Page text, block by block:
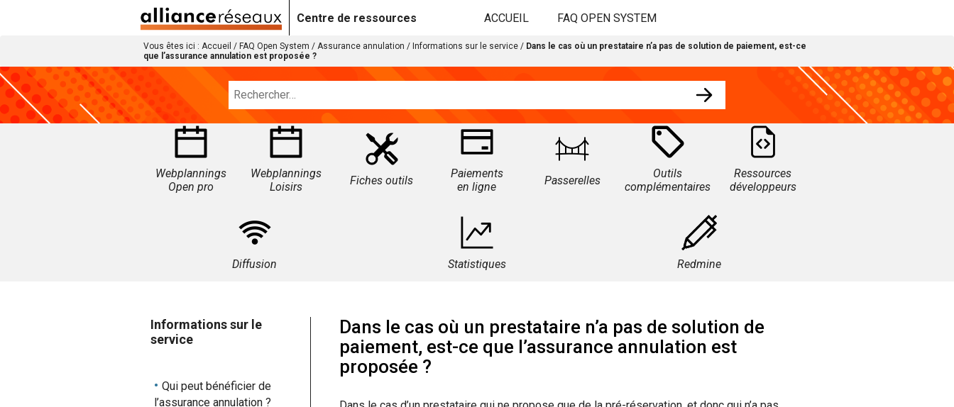
Centre de ressources ACCUEIL FAQ OPEN SYSTEM
Vous êtes ici : Accueil / FAQ Open System / Assurance annulation / Informations sur le service / Dans le cas où un prestataire n’a pas de solution de paiement, est-ce
que l’assurance annulation est proposée ?
Webplannings
Open pro
Webplannings
Loisirs
Fiches outils
Paiements
en ligne
Passerelles
Outils
complémentaires
Ressources
développeurs
Diffusion Statistiques Redmine
Informations sur le
service
Qui peut bénéficier de
l’assurance annulation ?
Dans le cas où un prestataire n’a pas de solution de
paiement, est-ce que l’assurance annulation est
proposée ?